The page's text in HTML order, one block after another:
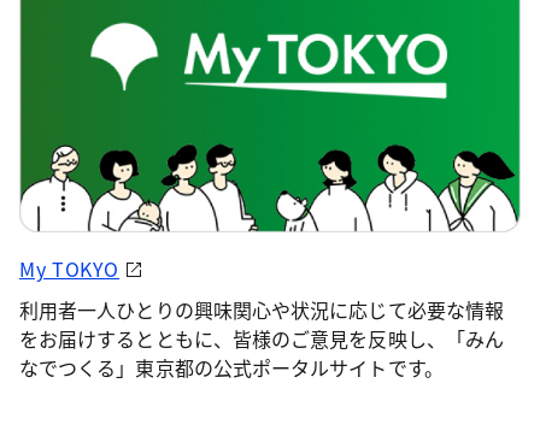
My TOKYO
利用者一人ひとりの興味関心や状況に応じて必要な情報
をお届けするとともに、皆様のご意見を反映し、「みん
なでつくる」東京都の公式ポータルサイトです。